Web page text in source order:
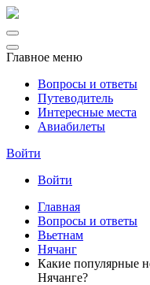
Главное меню
Вопросы и ответы
Путеводитель
Интересные места
Авиабилеты
Войти
Войти
Главная
Вопросы и ответы
Вьетнам
Нячанг
Какие популярные
Нячанге?